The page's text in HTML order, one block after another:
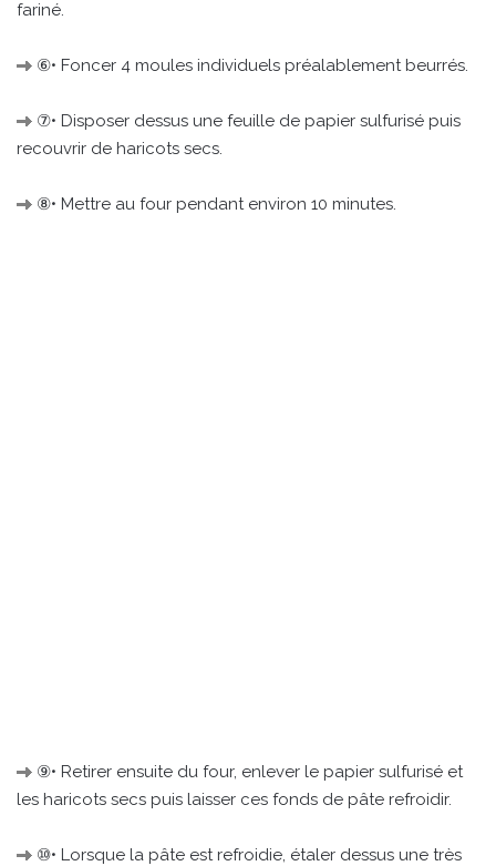
fariné.
⑥• Foncer 4 moules individuels préalablement beurrés.
⑦• Disposer dessus une feuille de papier sulfurisé puis
recouvrir de haricots secs.
⑧• Mettre au four pendant environ 10 minutes.
⑨• Retirer ensuite du four, enlever le papier sulfurisé et
les haricots secs puis laisser ces fonds de pâte refroidir.
⑩• Lorsque la pâte est refroidie, étaler dessus une très